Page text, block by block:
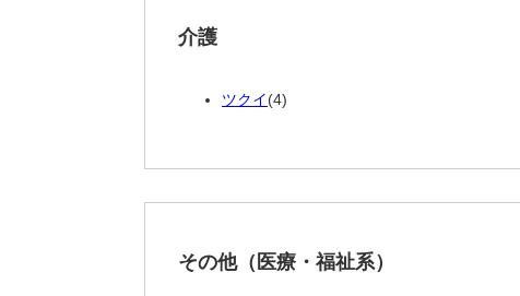
介護
ツクイ(4)
その他（医療・福祉系）